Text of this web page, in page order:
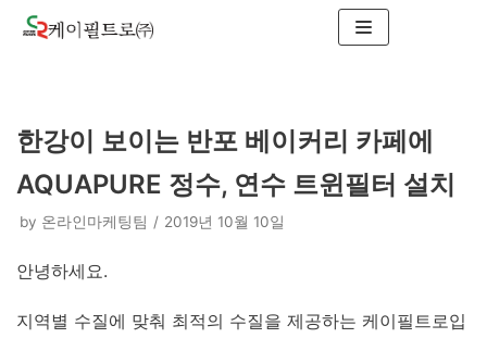
콘
건
뛰
기
한강이 보이는 반포 베이커리 카페에
AQUAPURE 정수, 연수 트윈필터 설치
by 온라인마케팅팀 2019년 10월 10일
안녕하세요.
지역별 수질에 맞춰 최적의 수질을 제공하는 케이필트로입